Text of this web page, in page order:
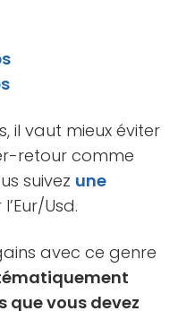
il vaut mieux éviter
retour comme
suivez une
Usd.
avec ce genre
que vous devez